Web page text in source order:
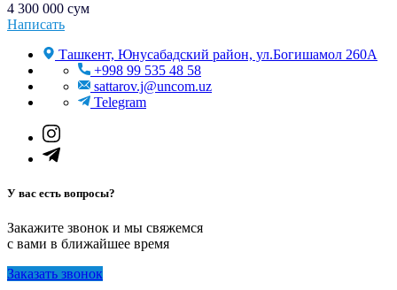
4 300 000 сум
Написать
Ташкент, Юнусабадский район, ул.Богишамол 260А
+998 99 535 48 58
sattarov.j@uncom.uz
Telegram
У вас есть вопросы?
Закажите звонок и мы свяжемся
с вами в ближайшее время
Заказать звонок